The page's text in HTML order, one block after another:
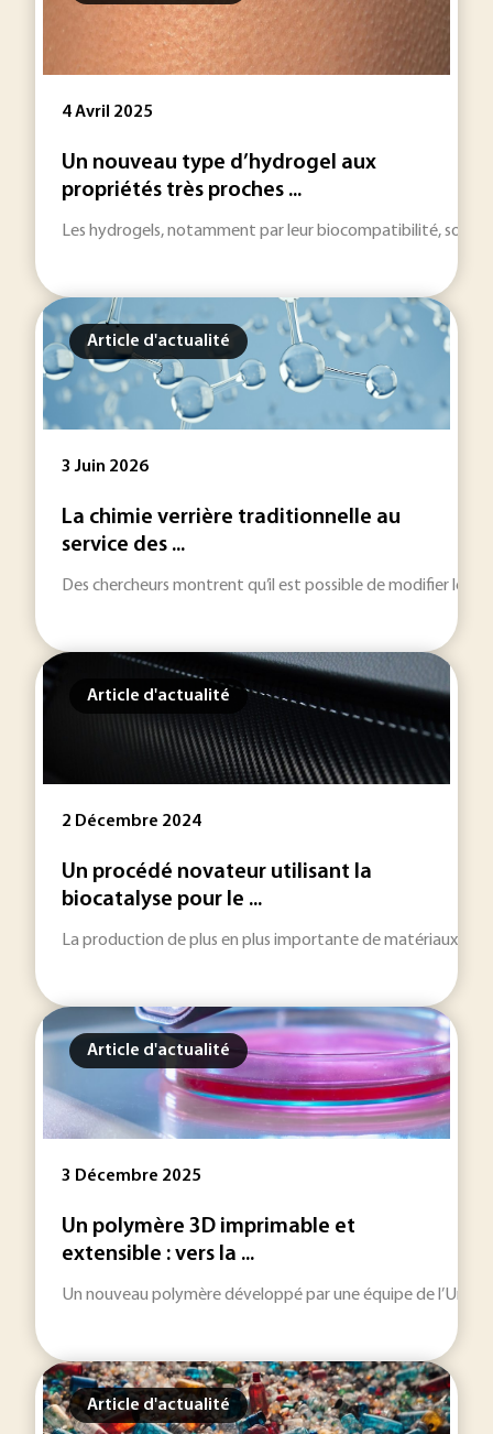
4 Avril 2025
Un nouveau type d’hydrogel aux
propriétés très proches ...
Les hydrogels, notamment par leur biocompatibilité, sont
Article d'actualité
3 Juin 2026
La chimie verrière traditionnelle au
service des ...
Des chercheurs montrent qu’il est possible de modifier les
Article d'actualité
2 Décembre 2024
Un procédé novateur utilisant la
biocatalyse pour le ...
La production de plus en plus importante de matériaux
Article d'actualité
3 Décembre 2025
Un polymère 3D imprimable et
extensible : vers la ...
Un nouveau polymère développé par une équipe de
Article d'actualité